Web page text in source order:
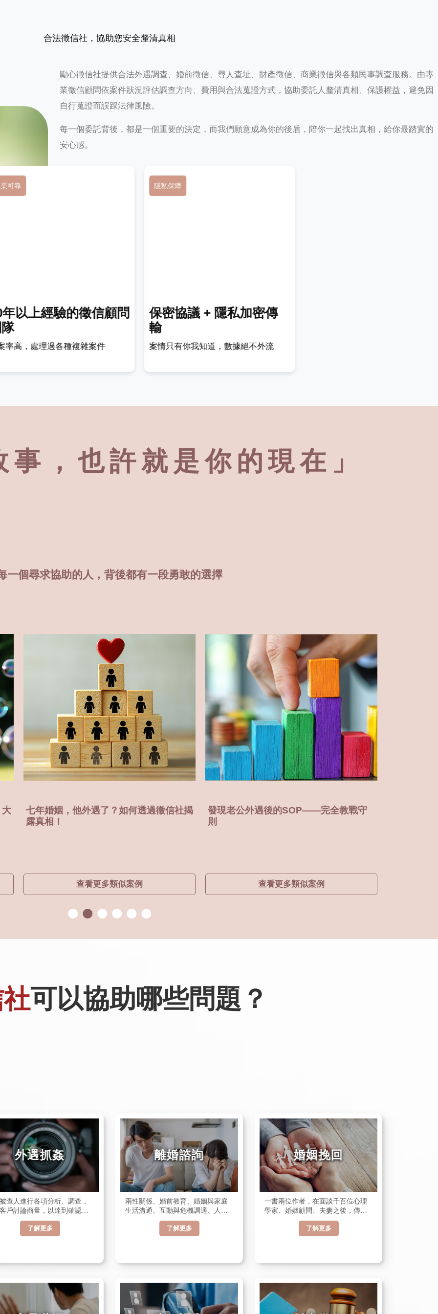
合法徵信社，協助您安全釐清真相
勵心徵信社提供合法外遇調查、婚前徵信、尋人查址、財產徵信、商業徵信與各類民事調查服務。由專
業徵信顧問依案件狀況評估調查方向、費用與合法蒐證方式，協助委託人釐清真相、保護權益，避免因
自行蒐證而誤踩法律風險。
每一個委託背後，都是一個重要的決定，而我們願意成為你的後盾，陪你一起找出真相，給你最踏實的
安心感。
可靠
年以上經驗的徵信顧問
率高，處理過各種複雜案件
隱私保障
保密協議 + 隱私加密傳
輸
案情只有你我知道，數據絕不外流
事，也許就是你的現在」
一個尋求協助的人，背後都有一段勇敢的選擇
揭
發現老公外遇後的SOP——完全教戰守
則
查看更多類似案例
懷疑另一半外遇？委託徵信社調查可靠
嗎？專業觀點及解析
查看更多類似案例
可以協助哪些問題？
外遇抓姦
查人進行各項分析、調查，
戶討論商量，以達到確認被
否有不忠誠之行徑。並運用
材如錄音、錄影、拍照實施
了解更多
離婚諮詢
兩性關係、婚前教育、婚姻與家庭
生活溝通、互動與危機調適、人際
關係強化的服務，因此有關於兩性
了解更多
婚姻挽回
一書兩位作者，在面談千百位心理
學家、婚姻顧問、夫妻之後，傳授
有此危機的男女，如何在不傷自尊
的前提下，讓愛人回心轉意。
了解更多